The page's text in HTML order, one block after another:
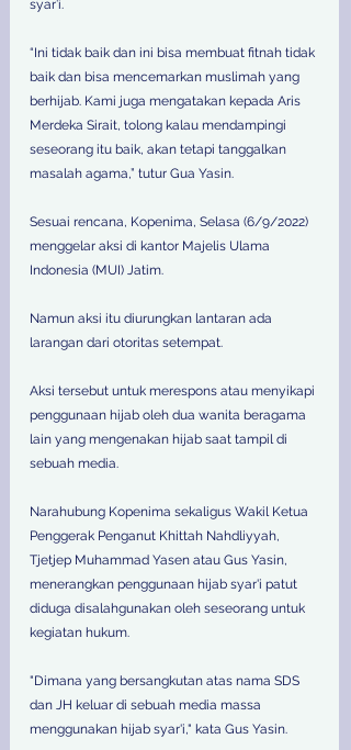
syar’i.
“Ini tidak baik dan ini bisa membuat fitnah tidak
baik dan bisa mencemarkan muslimah yang
berhijab. Kami juga mengatakan kepada Aris
Merdeka Sirait, tolong kalau mendampingi
seseorang itu baik, akan tetapi tanggalkan
masalah agama,” tutur Gua Yasin.
Sesuai rencana, Kopenima, Selasa (6/9/2022)
menggelar aksi di kantor Majelis Ulama
Indonesia (MUI) Jatim.
Namun aksi itu diurungkan lantaran ada
larangan dari otoritas setempat.
Aksi tersebut untuk merespons atau menyikapi
penggunaan hijab oleh dua wanita beragama
lain yang mengenakan hijab saat tampil di
sebuah media.
Narahubung Kopenima sekaligus Wakil Ketua
Penggerak Penganut Khittah Nahdliyyah,
Tjetjep Muhammad Yasen atau Gus Yasin,
menerangkan penggunaan hijab syar'i patut
diduga disalahgunakan oleh seseorang untuk
kegiatan hukum.
"Dimana yang bersangkutan atas nama SDS
dan JH keluar di sebuah media massa
menggunakan hijab syar'i," kata Gus Yasin.